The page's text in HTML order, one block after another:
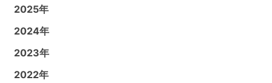
2025年
2024年
2023年
2022年